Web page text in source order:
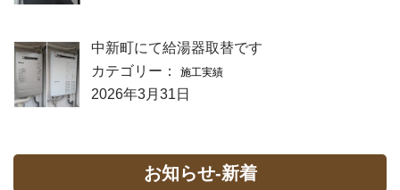
中新町にて給湯器取替です
カテゴリー：
施工実績
2026年3月31日
お知らせ-新着